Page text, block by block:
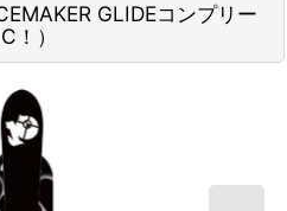
GLIDEコンプリー
！）